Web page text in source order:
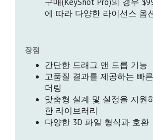
에 따라 다양한 라이선스 옵
장점
간단한 드래그 앤 드롭 기능
고품질 결과를 제공하는 빠
더링
맞춤형 설계 및 설정을 지원
한 라이브러리
다양한 3D 파일 형식과 호환